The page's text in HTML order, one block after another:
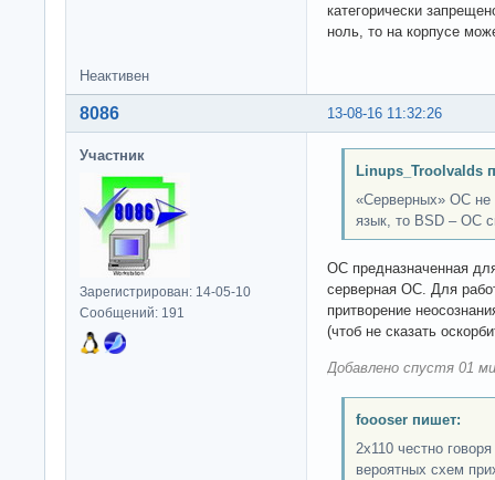
категорически
ноль, то на корпусе
Неактивен
13-08-16 11:32:26
8086
Участник
Зарегистрирован: 14-05-10
Сообщений: 191
Linups_Troolvalds
«Серверных» ОС не
язык, то BSD – ОС
ОС предназначенная
серверная ОС. Для
притворение
(чтоб не сказать
Добавлено спустя 01
foooser пишет:
2х110 честно
вероятных схем